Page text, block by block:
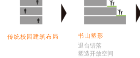
传统校园建筑布局
书山塑形
退台错落
塑造开放空间